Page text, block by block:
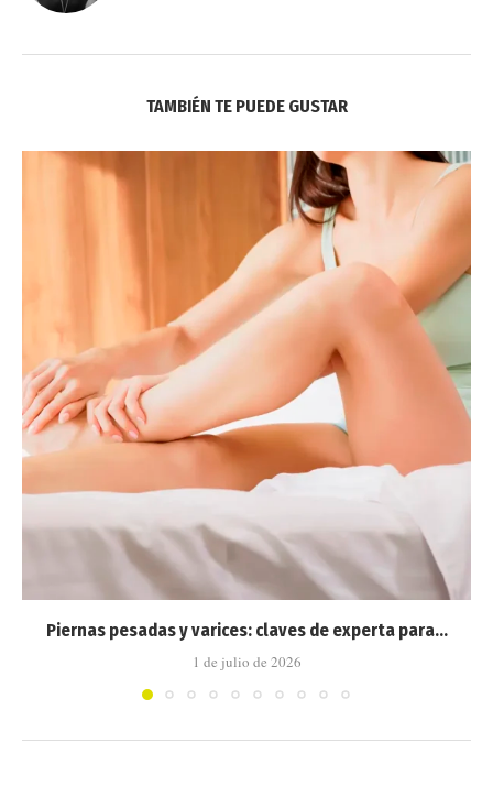
TAMBIÉN TE PUEDE GUSTAR
Piernas pesadas y varices: claves de experta para...
1 de julio de 2026